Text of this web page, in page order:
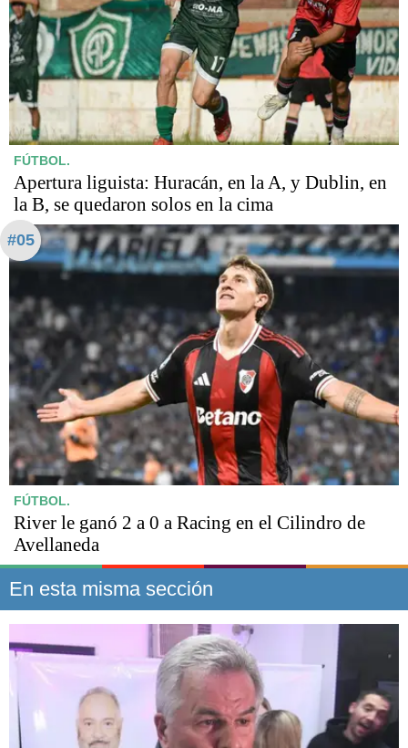
FÚTBOL.
Apertura liguista: Huracán, en la A, y Dublin, en
la B, se quedaron solos en la cima
#05
FÚTBOL.
River le ganó 2 a 0 a Racing en el Cilindro de
Avellaneda
En esta misma sección